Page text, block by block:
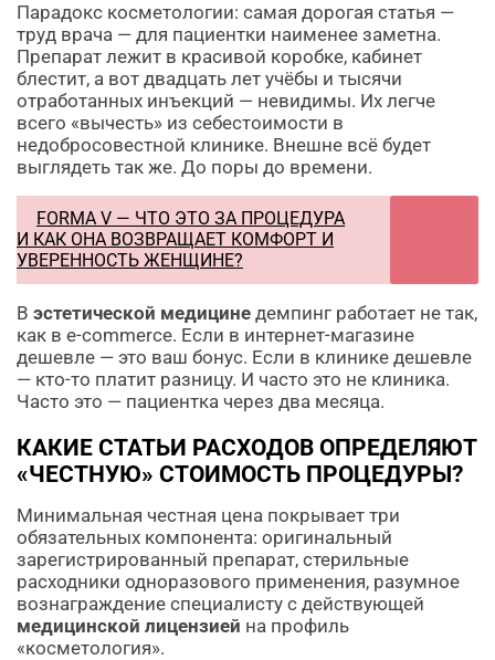
Парадокс косметологии: самая дорогая статья —
труд врача — для пациентки наименее заметна.
Препарат лежит в красивой коробке, кабинет
блестит, а вот двадцать лет учёбы и тысячи
отработанных инъекций — невидимы. Их легче
всего «вычесть» из себестоимости в
недобросовестной клинике. Внешне всё будет
выглядеть так же. До поры до времени.
FORMA V — ЧТО ЭТО ЗА ПРОЦЕДУРА
И КАК ОНА ВОЗВРАЩАЕТ КОМФОРТ И
УВЕРЕННОСТЬ ЖЕНЩИНЕ?
В эстетической медицине демпинг работает не так,
как в e-commerce. Если в интернет-магазине
дешевле — это ваш бонус. Если в клинике дешевле
— кто-то платит разницу. И часто это не клиника.
Часто это — пациентка через два месяца.
КАКИЕ СТАТЬИ РАСХОДОВ ОПРЕДЕЛЯЮТ
«ЧЕСТНУЮ» СТОИМОСТЬ ПРОЦЕДУРЫ?
Минимальная честная цена покрывает три
обязательных компонента: оригинальный
зарегистрированный препарат, стерильные
расходники одноразового применения, разумное
вознаграждение специалисту с действующей
медицинской лицензией на профиль
«косметология».